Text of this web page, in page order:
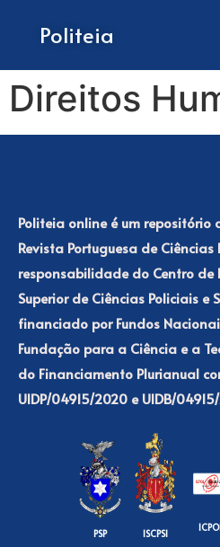
Politeia
Direitos
Politeia online é um repositório
Revista Portuguesa de Ciências
responsabilidade do Centro
Superior de Ciências Policiais e
financiado por Fundos
Fundação para a Ciência e a
do Financiamento Plurianual
UIDP/04915/2020 e UIDB/
PSP ISCPSI